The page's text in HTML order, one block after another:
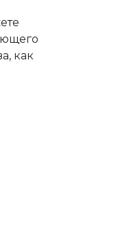
как